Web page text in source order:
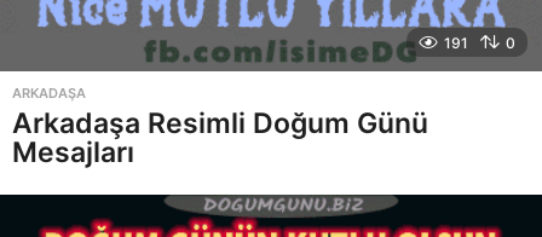
191 0
ARKADAŞA
Arkadaşa Resimli Doğum Günü
Mesajları